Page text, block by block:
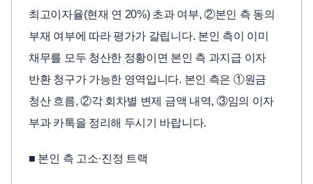
최고이자율(현재 연 20%) 초과 여부, ②본인 측 동의
부재 여부에 따라 평가가 갈립니다. 본인 측이 이미
채무를 모두 청산한 정황이면 본인 측 과지급 이자
반환 청구가 가능한 영역입니다. 본인 측은 ①원금
청산 흐름, ②각 회차별 변제 금액 내역, ③임의 이자
부과 카톡을 정리해 두시기 바랍니다.
■ 본인 측 고소·진정 트랙